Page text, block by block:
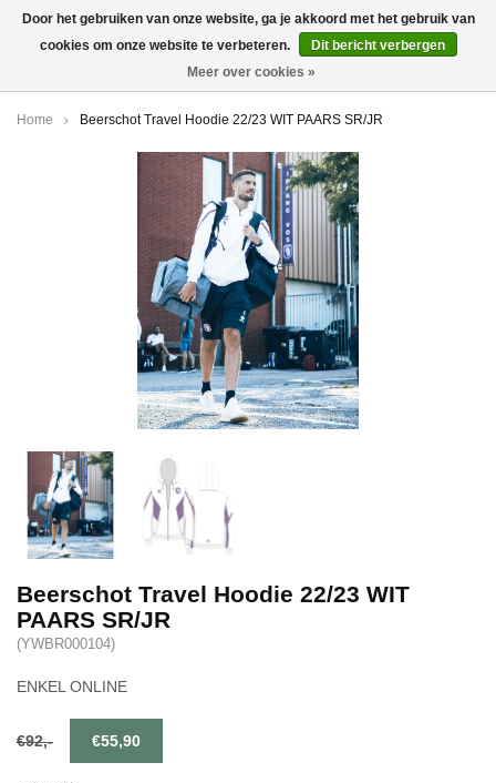
0
Home Beerschot Travel Hoodie 22/23 WIT PAARS SR/JR
Beerschot Travel Hoodie 22/23 WIT
PAARS SR/JR
(YWBR000104)
ENKEL ONLINE
€92,- €55,90
Door het gebruiken van onze website, ga je akkoord met het gebruik van
cookies om onze website te verbeteren.
Dit bericht verbergen
Meer over cookies »